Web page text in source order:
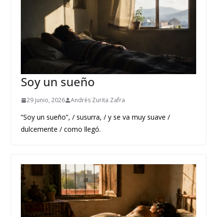
Soy un sueño
29 junio, 2026 Andrés Zurita Zafra
“Soy un sueño”, / susurra, / y se va muy suave /
dulcemente / como llegó.